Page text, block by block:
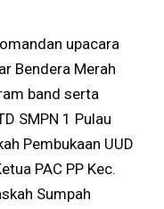
upacara
Bendera Merah
band serta
SMPN 1 Pulau
Pembukaan UUD
PAC PP Kec.
Sumpah